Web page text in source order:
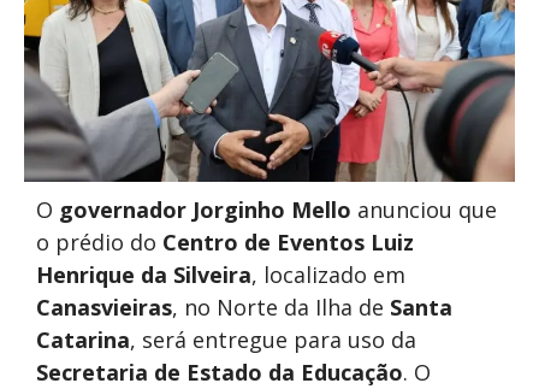
O governador Jorginho Mello anunciou que
o prédio do Centro de Eventos Luiz
Henrique da Silveira, localizado em
Canasvieiras, no Norte da Ilha de Santa
Catarina, será entregue para uso da
Secretaria de Estado da Educação. O